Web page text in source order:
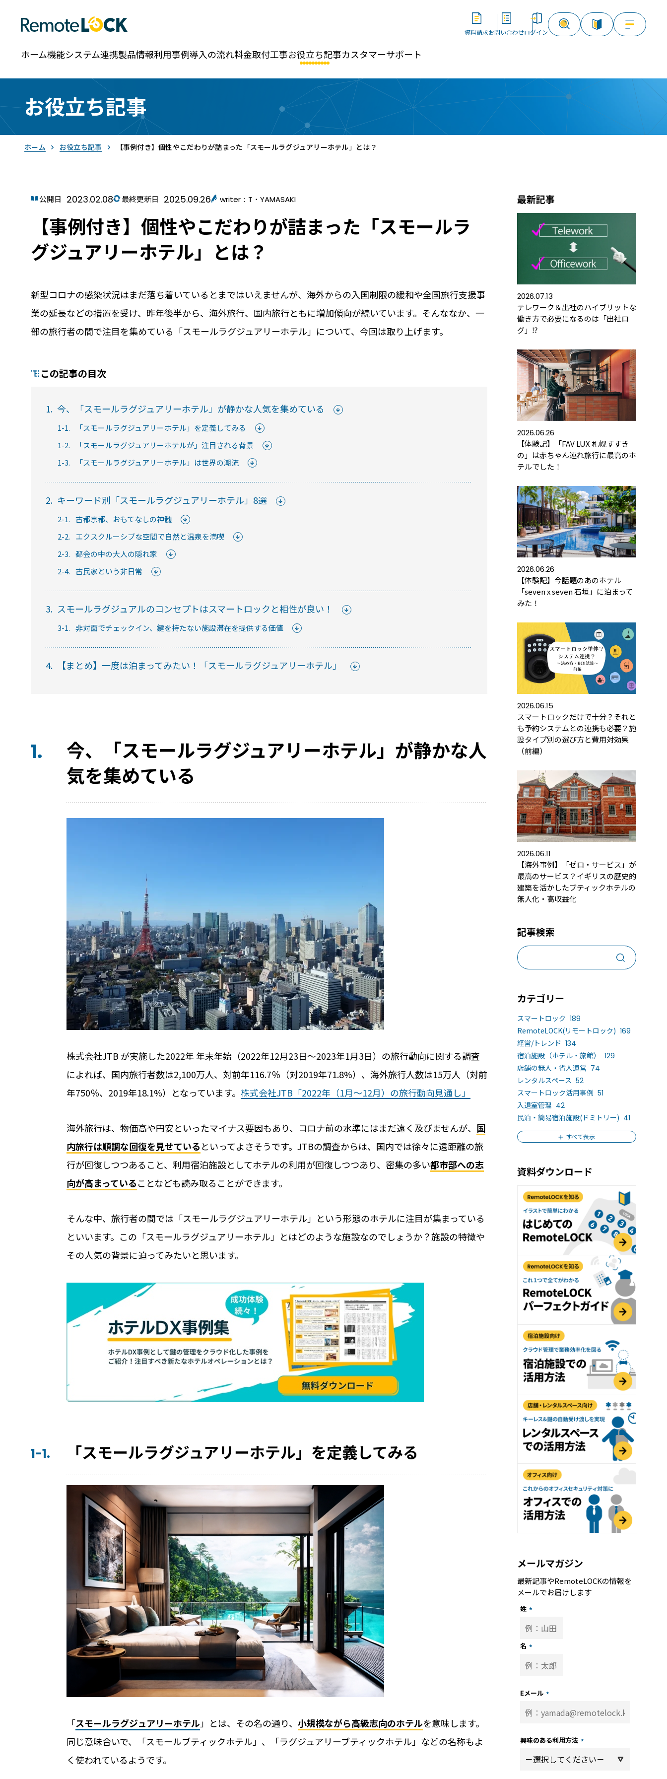
お役立ち記事
【事例付き】個性やこだわりが詰まった「スモールラグジュアリーホテル」とは？
お役立ち記事
ホーム
公開日 2023.02.08 最終更新日 2025.09.26 writer：T・YAMASAKI
【事例付き】個性やこだわりが詰まった「スモールラ
グジュアリーホテル」とは？
新型コロナの感染状況はまだ落ち着いているとまではいえませんが、海外からの入国制限の緩和や全国旅行支援事
業の延長などの措置を受け、昨年後半から、海外旅行、国内旅行ともに増加傾向が続いています。そんななか、一
部の旅行者の間で注目を集めている「スモールラグジュアリーホテル」について、今回は取り上げます。
この記事の目次
1. 今、「スモールラグジュアリーホテル」が静かな人気を集めている
1-1.
「スモールラグジュアリーホテル」を定義してみる
1-2.
「スモールラグジュアリーホテルが」注目される背景
1-3.
「スモールラグジュアリーホテル」は世界の潮流
2. キーワード別「スモールラグジュアリーホテル」8選
2-1. 古都京都、おもてなしの神髄
2-2. エクスクルーシブな空間で自然と温泉を満喫
2-3. 都会の中の大人の隠れ家
2-4. 古民家という非日常
3. スモールラグジュアルのコンセプトはスマートロックと相性が良い！
3-1. 非対面でチェックイン、鍵を持たない施設滞在を提供する価値
4. 【まとめ】一度は泊まってみたい！「スモールラグジュアリーホテル」
1.
今、「スモールラグジュアリーホテル」が静かな人
気を集めている
株式会社JTB が実施した2022年 年末年始（2022年12月23日～2023年1月3日）の旅行動向に関する調査
によれば、国内旅行者数は2,100万人、対前年116.7％（対2019年71.8%）、海外旅行人数は15万人（対前
年750％、2019年18.1%）となっています。 株式会社JTB「2022年（1月～12月）の旅行動向見通し」
海外旅行は、物価高や円安といったマイナス要因もあり、コロナ前の水準にはまだ遠く及びませんが、 国
内旅行は順調な回復を見せているといってよさそうです。JTBの調査からは、国内では徐々に遠距離の旅
行が回復しつつあること、利用宿泊施設としてホテルの利用が回復しつつあり、密集の多い都市部への志
向が高まっていることなども読み取ることができます。
そんな中、旅行者の間では「スモールラグジュアリーホテル」という形態のホテルに注目が集まっている
といいます。この「スモールラグジュアリーホテル」とはどのような施設なのでしょうか？施設の特徴や
その人気の背景に迫ってみたいと思います。
1-1. 「スモールラグジュアリーホテル」を定義してみる
「スモールラグジュアリーホテル 」とは、その名の通り、 小規模ながら高級志向のホテルを意味します。
同じ意味合いで、「スモールブティックホテル」、「ラグジュアリーブティックホテル」などの名称もよ
く使われているようです。
最新記事
2026.07.13
テレワーク＆出社のハイブリットな
働き方で必要になるのは「出社ロ
グ」⁉
2026.06.26
【体験記】「FAV LUX 札幌すすき
の」は赤ちゃん連れ旅行に最高のホ
テルでした！
2026.06.26
【体験記】今話題のあのホテル
「seven x seven 石垣」に泊まって
みた！
2026.06.15
スマートロックだけで十分？それと
も予約システムとの連携も必要？施
設タイプ別の選び方と費用対効果
（前編）
2026.06.11
【海外事例】「ゼロ・サービス」が
最高のサービス？イギリスの歴史的
建築を活かしたブティックホテルの
無人化・高収益化
記事検索
カテゴリー
スマートロック 189
RemoteLOCK(リモートロック) 169
経営/トレンド 134
宿泊施設（ホテル・旅館）
129
店舗の無人・省人運営 74
レンタルスペース 52
スマートロック活用事例 51
入退室管理 42
民泊・簡易宿泊施設(ドミトリー) 41
すべて表示
資料ダウンロード
メールマガジン
最新記事やRemoteLOCKの情報を
メールでお届けします
姓 *
名 *
Eメール *
興味のある利用方法 *
資料請求お問い合わせログイン
ホーム機能システム連携製品情報利用事例導入の流れ料金取付工事お役立ち記事カスタマーサポート
資料請求お問い合わせログイン
RemoteLOCK
機能
できるの？をご紹介します
詳しくみる
利用事例
詳しくみる
導入の流れ
詳しくみる
料金
お客さまから寄せられた
ご質問をご紹介します
詳しくみる
RemoteLOCKの活用術や業界別の最新事例をご紹介など、不定期で開催し
ています。
常時公開中
5分でわかる！RemoteLOCKの特徴と機能について
3分でわかる！RemoteLOCK機種の選び方動画
はじめての方におすすめの記事
スマートロックと結露・錆（サビ）の問題を徹底解説！
防水・防錆について知っておきたいこと
【まとめ】スマートロック解説 今年度こそ、ビジネス
スマートロックとは？カギのIoT化、仕組みとメリットを
宿泊施設での運用におすすめの記事３選
無人・省人運営の宿泊施設におすすめのPMS 4選
ホテルや宿泊施設に導入するスマートロックの選び方とポイント
を解説
Apple ウォレットを使った宿泊施設のキーレス化とは？
活用事例
レンタルスペースでの運用におすすめの記事３選
レンタルスペースの売上アップ策、集客手段と予約システム6選
トラブルが少ないレンタルスペースの鍵の受け渡しとは？
レンタルスペースの事業化、運営で気を付けるべき5つのポイン
ト。
店舗
RemoteLOCKを導入するメリット
活用事例
め
無人店舗ビジネスを始める際の3つのポイントと具体事例
【セミナーレポート】24時間無人での店舗運営の方法とは
オフィス
RemoteLOCKを導入するメリット
活用事例
オフィスでの運用におすすめの記事３選
オフィスセキュリティを強化する「入退室管理システム」とは？
には？
公共施設
RemoteLOCKを導入するメリット
活用事例
お客さまの声
公共施設での運用におすすめの記事３選
学校体育館の利用手続きをICT化？ 公共施設の鍵管理の問題を考
【2025年最新版】これからの公共施設運営の“カギ”はスマート
活用事例 お客さまの声
その他の業種での運用におすすめの記事３選
RemoteLOCKも導入可能！大注目のペット関連ビジネス(ドッグ
【特集】音楽スタジオの無人・省人運営の鍵はRemoteLOCK！
事例や運用イメージをご紹介
学習塾や自習室、英会話教室でも！子ども向け施設の入室管理
ホーム
機能
機能トップ
ユニバーサルアクセスキー＆かぎ
システム連携
システム連携トップ
API連携
製品情報
製品ラインナップ
利用事例
利用事例トップ
施工パートナー 一覧
カスタマーサポート